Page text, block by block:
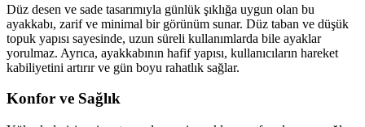
Düz desen ve sade tasarımıyla günlük şıklığa uygun olan bu
ayakkabı, zarif ve minimal bir görünüm sunar. Düz taban ve düşük
topuk yapısı sayesinde, uzun süreli kullanımlarda bile ayaklar
yorulmaz. Ayrıca, ayakkabının hafif yapısı, kullanıcıların hareket
kabiliyetini artırır ve gün boyu rahatlık sağlar.
Konfor ve Sağlık